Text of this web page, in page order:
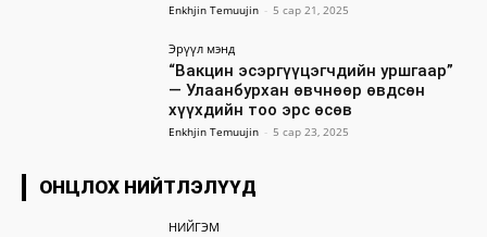
Enkhjin Temuujin - 5 сар 21, 2025
Эрүүл мэнд
“Вакцин эсэргүүцэгчдийн уршгаар”
— Улаанбурхан өвчнөөр өвдсөн
хүүхдийн тоо эрс өсөв
Enkhjin Temuujin - 5 сар 23, 2025
ОНЦЛОХ НИЙТЛЭЛҮҮД
НИЙГЭМ